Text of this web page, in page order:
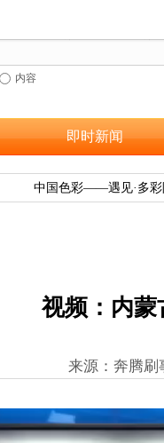
内容
即时新闻
中国色彩——遇见·多彩
视频：内
来源：奔腾